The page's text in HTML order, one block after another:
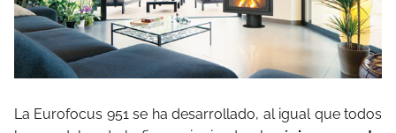
La Eurofocus 951 se ha desarrollado, al igual que todos